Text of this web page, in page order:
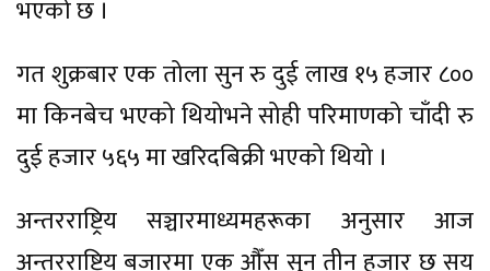
भएको छ ।
गत शुक्रबार एक तोला सुन रु दुई लाख १५ हजार ८००
मा किनबेच भएको थियोभने सोही परिमाणको चाँदी रु
दुई हजार ५६५ मा खरिदबिक्री भएको थियो ।
अन्तरराष्ट्रिय सञ्चारमाध्यमहरूका अनुसार आज